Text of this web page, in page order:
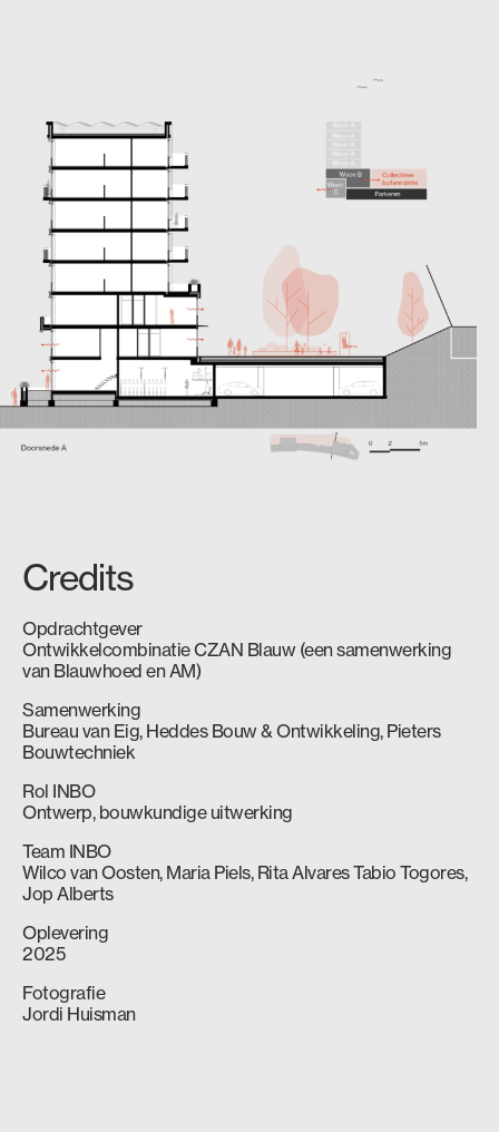
Credits
Opdrachtgever
Ontwikkelcombinatie CZAN Blauw (een samenwerking
van Blauwhoed en AM)
Samenwerking
Bureau van Eig, Heddes Bouw & Ontwikkeling, Pieters
Bouwtechniek
Rol INBO
Ontwerp, bouwkundige uitwerking
Team INBO
Wilco van Oosten, Maria Piels, Rita Alvares Tabio Togores,
Jop Alberts
Oplevering
2025
Fotografie
Jordi Huisman